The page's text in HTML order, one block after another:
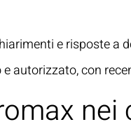
e risposte a
autorizzato, con